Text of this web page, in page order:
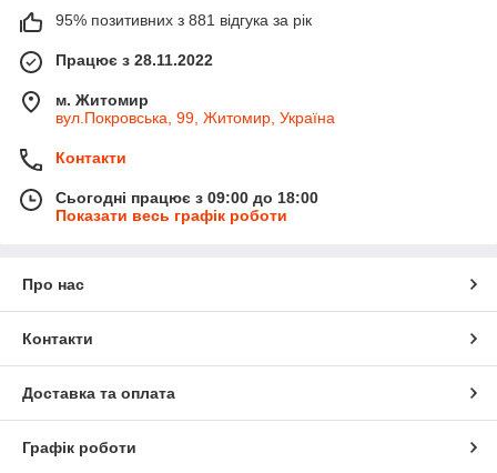
95% позитивних з 881 відгука за рік
Працює з 28.11.2022
м. Житомир
вул.Покровська, 99, Житомир, Україна
Контакти
Сьогодні працює з 09:00 до 18:00
Показати весь графік роботи
Про нас
Контакти
Доставка та оплата
Графік роботи